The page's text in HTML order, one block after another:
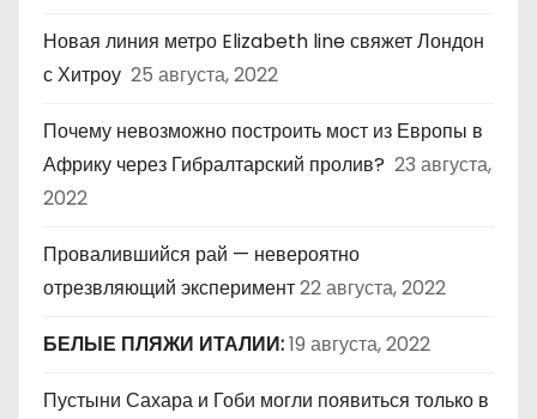
Новая линия метро Elizabeth line свяжет Лондон
с Хитроу 25 августа, 2022
Почему невозможно построить мост из Европы в
Африку через Гибралтарский пролив? 23 августа,
2022
Провалившийся рай — невероятно
отрезвляющий эксперимент22 августа, 2022
БЕЛЫЕ ПЛЯЖИ ИТАЛИИ:19 августа, 2022
Пустыни Сахара и Гоби могли появиться только в